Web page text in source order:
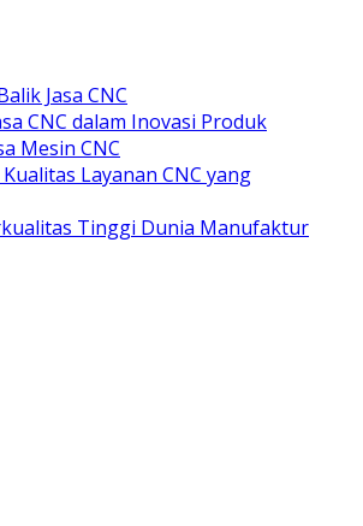
Jasa CNC
CNC dalam Inovasi Produk
Mesin CNC
Layanan CNC yang
Tinggi Dunia Manufaktur